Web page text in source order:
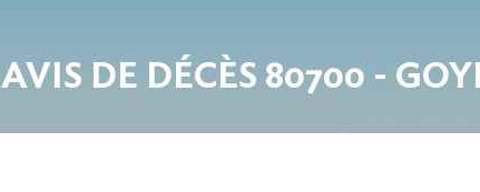
AVIS DE DÉCÈS 80700 -